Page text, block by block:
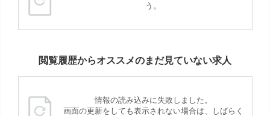
う。
閲覧履歴からオススメのまだ見ていない求人
情報の読み込みに失敗しました。
画面の更新をしても表示されない場合は、しばらく